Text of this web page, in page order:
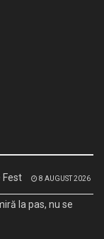
Fest 8 AUGUST 2026
la pas, nu se